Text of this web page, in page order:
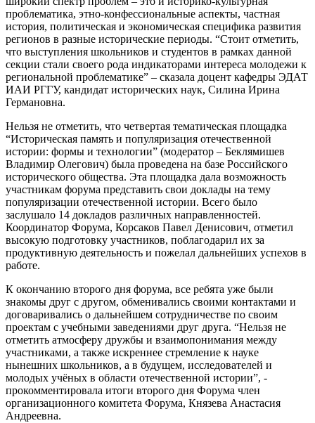
проблематика, этно-конфессиональные аспекты, частная
история, политическая и экономическая специфика развития
регионов в разные исторические периоды. “Стоит отметить,
что выступления школьников и студентов в рамках данной
секции стали своего рода индикаторами интереса молодежи к
региональной проблематике” – сказала доцент кафедры ЭДАТ
ИАИ РГГУ, кандидат исторических наук, Силина Ирина
Германовна.
Нельзя не отметить, что четвертая тематическая площадка
“Историческая память и популяризация отечественной
истории: формы и технологии” (модератор – Беклямишев
Владимир Олегович) была проведена на базе Российского
исторического общества. Эта площадка дала возможность
участникам форума представить свои доклады на тему
популяризации отечественной истории. Всего было
заслушало 14 докладов различных направленностей.
Координатор Форума, Корсаков Павел Денисович, отметил
высокую подготовку участников, поблагодарил их за
продуктивную деятельность и пожелал дальнейших успехов в
работе.
К окончанию второго дня форума, все ребята уже были
знакомы друг с другом, обменивались своими контактами и
договаривались о дальнейшем сотрудничестве по своим
проектам с учебными заведениями друг друга. “Нельзя не
отметить атмосферу дружбы и взаимопонимания между
участниками, а также искреннее стремление к науке
нынешних школьников, а в будущем, исследователей и
молодых учёных в области отечественной истории”, -
прокомментировала итоги второго дня Форума член
организационного комитета Форума, Князева Анастасия
Андреевна.